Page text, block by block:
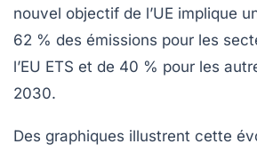
nouvel objectif de l’UE implique
62 % des émissions pour les
l’EU ETS et de 40 % pour les
2030.
Des graphiques illustrent cette